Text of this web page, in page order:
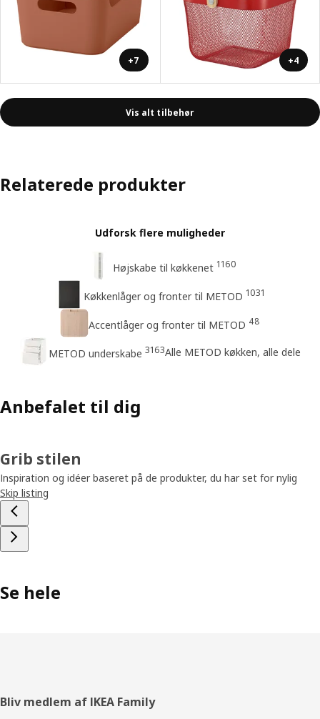
+7 +4
Vis alt tilbehør
Relaterede produkter
Udforsk flere muligheder
Højskabe til køkkenet 1160
Køkkenlåger og fronter til METOD 1031
Accentlåger og fronter til METOD 48
METOD underskabe 3163Alle METOD køkken, alle dele
Anbefalet til dig
Grib stilen
Inspiration og idéer baseret på de produkter, du har set for nylig
Skip listing
Se hele
Footer
Bliv medlem af IKEA Family